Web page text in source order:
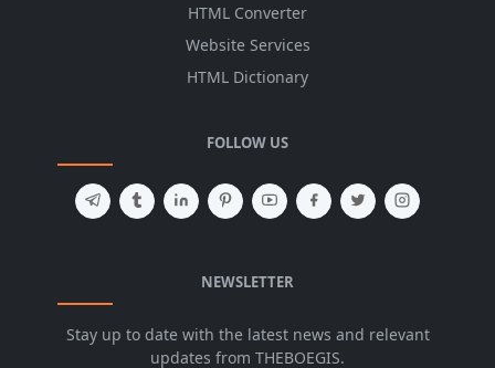
HTML Converter
Website Services
HTML Dictionary
FOLLOW US
NEWSLETTER
Stay up to date with the latest news and relevant
updates from THEBOEGIS.